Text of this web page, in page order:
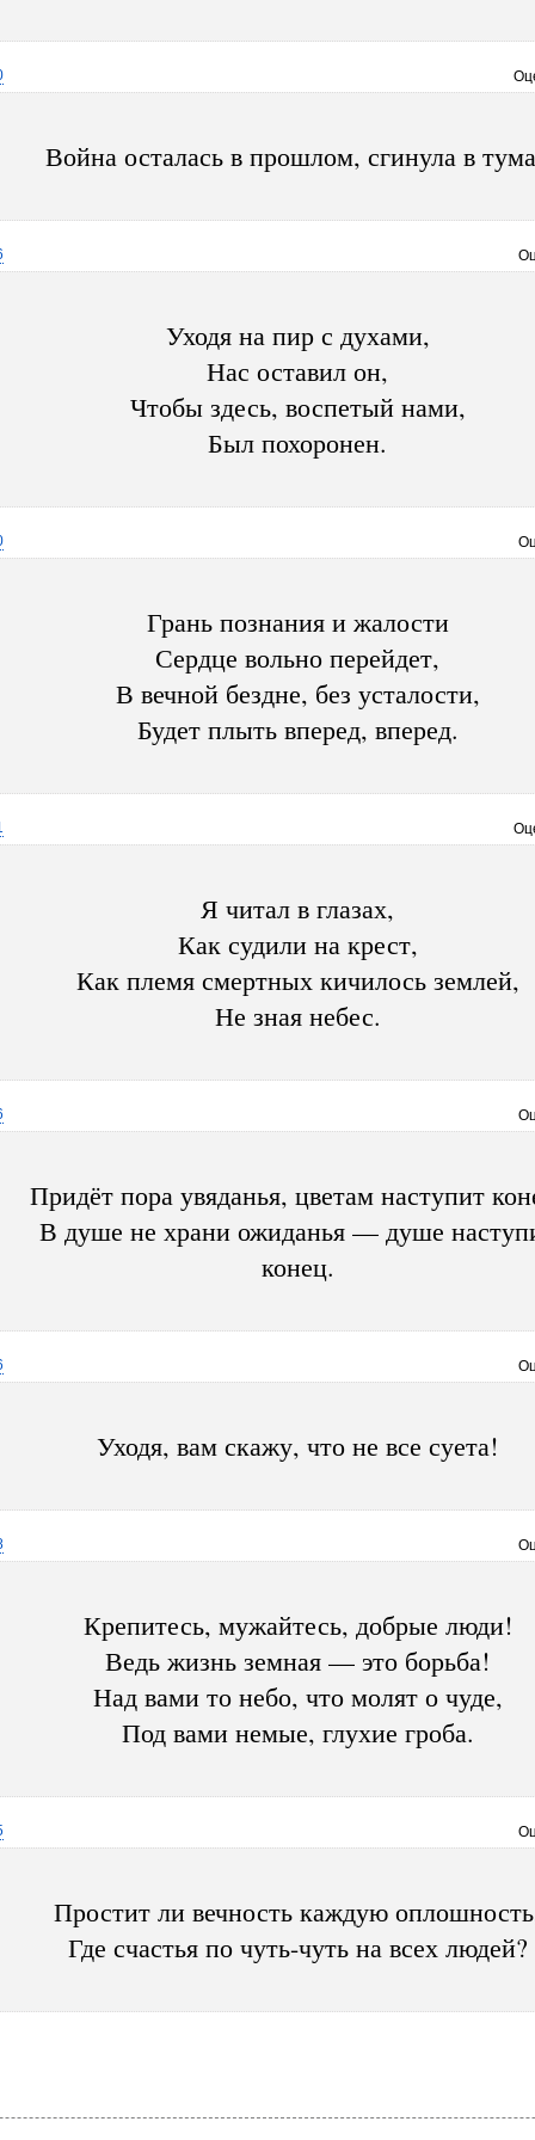
Война осталась в прошлом, сгинула в
Уходя на пир с духами,
Нас оставил он,
Чтобы здесь, воспетый нами,
Был похоронен.
Грань познания и жалости
Сердце вольно перейдет,
В вечной бездне, без усталости,
Будет плыть вперед, вперед.
Я читал в глазах,
Как судили на крест,
Как племя смертных кичилось землей,
Не зная небес.
Придёт пора увяданья, цветам наступит
В душе не храни ожиданья — душе
конец.
Уходя, вам скажу, что не все суета!
Крепитесь, мужайтесь, добрые люди!
Ведь жизнь земная — это борьба!
Над вами то небо, что молят о чуде,
Под вами немые, глухие гроба.
Простит ли вечность каждую
Где счастья по чуть-чуть на всех людей?